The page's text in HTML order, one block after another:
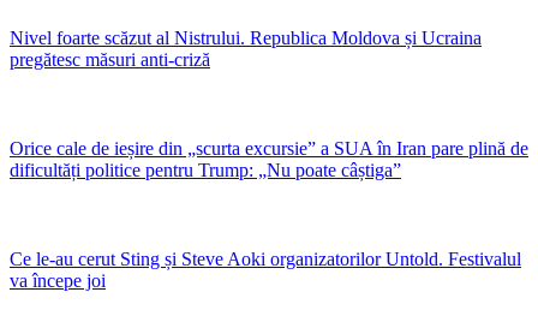
Nivel foarte scăzut al Nistrului. Republica Moldova și Ucraina
pregătesc măsuri anti-criză
Orice cale de ieșire din „scurta excursie” a SUA în Iran pare plină de
dificultăți politice pentru Trump: „Nu poate câștiga”
Ce le-au cerut Sting și Steve Aoki organizatorilor Untold. Festivalul
va începe joi